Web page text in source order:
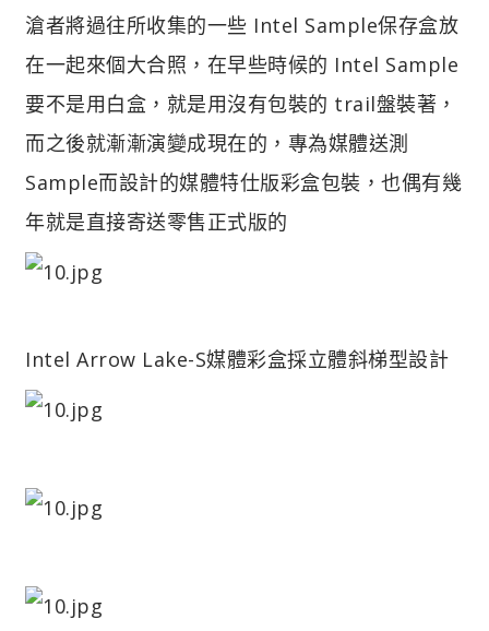
滄者將過往所收集的一些 Intel Sample保存盒放
在一起來個大合照，在早些時候的 Intel Sample
要不是用白盒，就是用沒有包裝的 trail盤裝著，
而之後就漸漸演變成現在的，專為媒體送測
Sample而設計的媒體特仕版彩盒包裝，也偶有幾
年就是直接寄送零售正式版的
Intel Arrow Lake-S媒體彩盒採立體斜梯型設計